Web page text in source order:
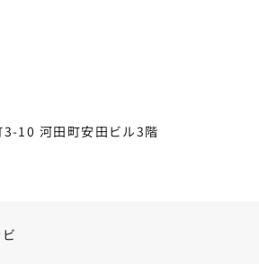
3-10 河田町安田ビル3階